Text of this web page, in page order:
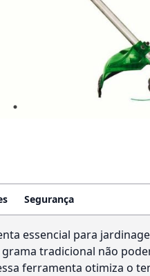
Segurança
essencial para
tradicional não
ferramenta otimiza o